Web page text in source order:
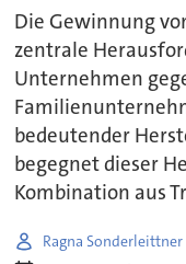
Die Gewinnung
zentrale
Unternehmen
bedeutender
begegnet dieser
Kombination aus
Ragna Sonderleittner